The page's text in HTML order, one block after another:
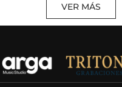
VER MÁS